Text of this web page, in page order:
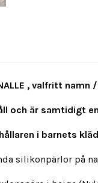
, valfritt
och är samtidigt
i barnets
silikonpärlor på